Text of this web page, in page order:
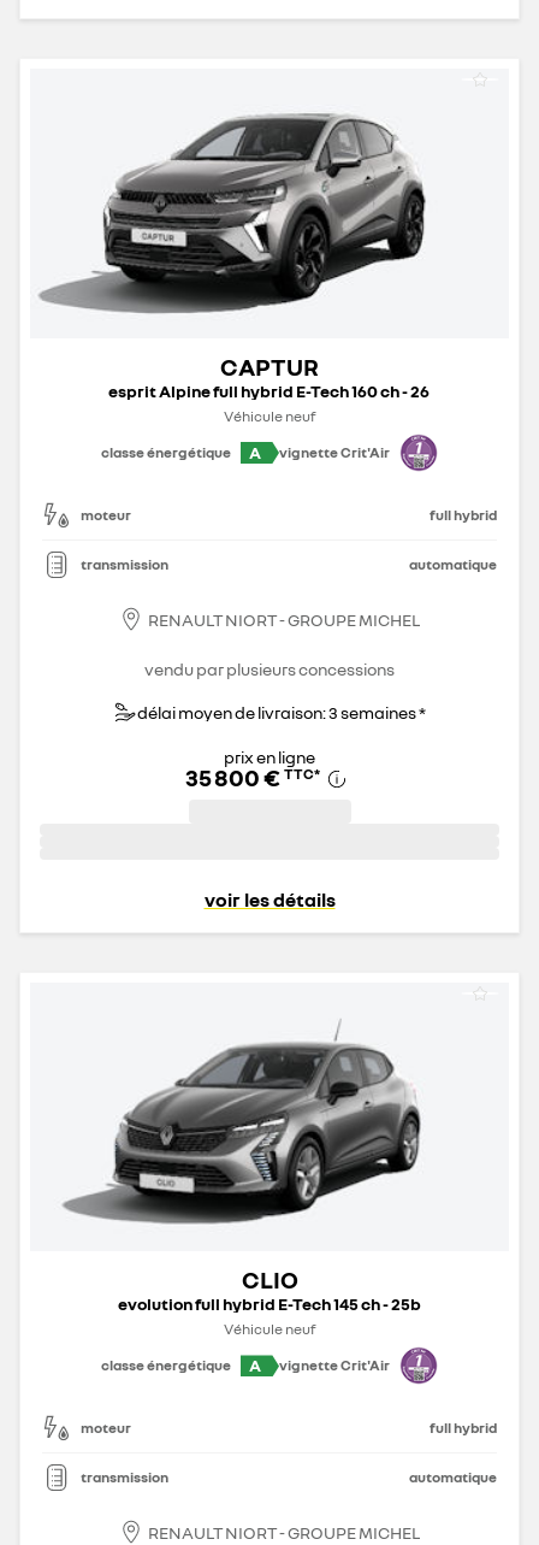
CAPTUR
esprit Alpine full hybrid E-Tech 160 ch - 26
Véhicule neuf
classe énergétique
A vignette Crit'Air
moteur full hybrid
transmission automatique
RENAULT NIORT - GROUPE MICHEL
vendu par plusieurs concessions
délai moyen de livraison: 3 semaines *
prix en ligne
35 800 € TTC*
voir les détails
CLIO
evolution full hybrid E-Tech 145 ch - 25b
Véhicule neuf
classe énergétique
A vignette Crit'Air
moteur full hybrid
transmission automatique
RENAULT NIORT - GROUPE MICHEL